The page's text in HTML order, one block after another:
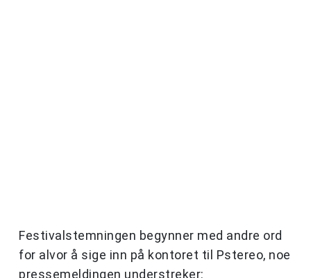
Festivalstemningen begynner med andre ord
for alvor å sige inn på kontoret til Pstereo, noe
pressemeldingen understreker: